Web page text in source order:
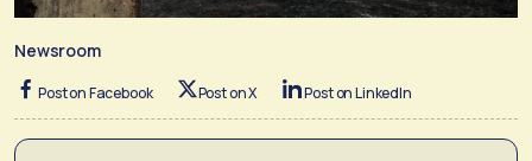
Newsroom
Post on Facebook Post on X Post on LinkedIn